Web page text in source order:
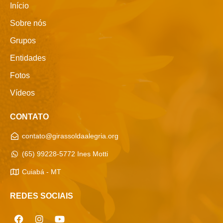
Início
Sobre nós
Grupos
Entidades
Fotos
Vídeos
CONTATO
contato@girassoldaalegria.org
(65) 99228-5772 Ines Motti
Cuiabá - MT
REDES SOCIAIS